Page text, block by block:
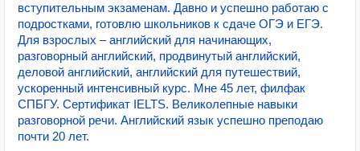
вступительным экзаменам. Давно и успешно работаю с
подростками, готовлю школьников к сдаче ОГЭ и ЕГЭ.
Для взрослых – английский для начинающих,
разговорный английский, продвинутый английский,
деловой английский, английский для путешествий,
ускоренный интенсивный курс. Мне 45 лет, филфак
СПБГУ. Сертификат IELTS. Великолепные навыки
разговорной речи. Английский язык успешно преподаю
почти 20 лет.